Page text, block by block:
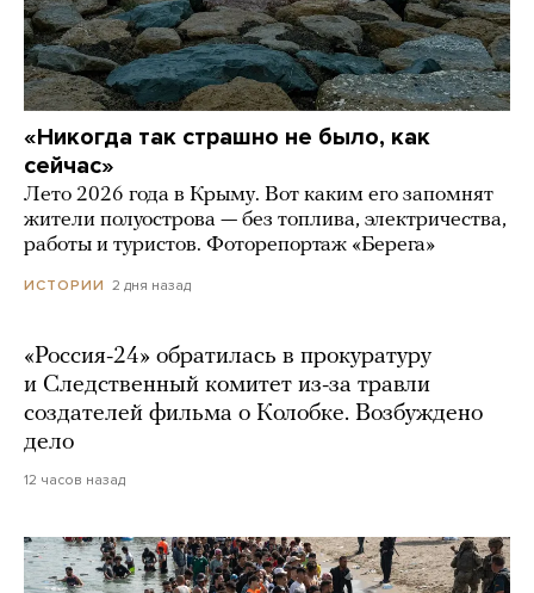
«Никогда так страшно не было, как
сейчас»
Лето 2026 года в Крыму. Вот каким его запомнят
жители полуострова — без топлива, электричества,
работы и туристов. Фоторепортаж «Берега»
ИСТОРИИ 2 дня назад
«Россия-24» обратилась в прокуратуру
и Следственный комитет из-за травли
создателей фильма о Колобке. Возбуждено
дело
12 часов назад